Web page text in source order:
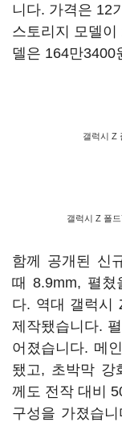
니다. 가격은 12
스토리지 모델
델은 164만3400
갤럭시 Z
갤럭시 Z 폴
함께 공개된 신
때 8.9mm, 펼쳤
다. 역대 갤럭시
제작됐습니다.
어졌습니다. 메
됐고, 초박막 강
께도 전작 대비
구성을 가졌습